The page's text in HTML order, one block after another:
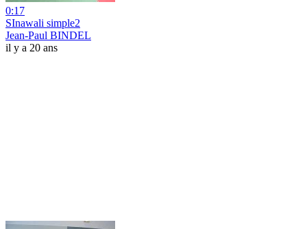
0:17
SInawali simple2
Jean-Paul BINDEL
il y a 20 ans